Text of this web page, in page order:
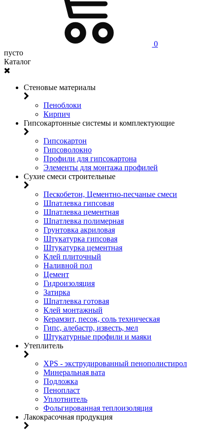
0
пусто
Каталог
Стеновые материалы
Пеноблоки
Кирпич
Гипсокартонные системы и комплектующие
Гипсокартон
Гипсоволокно
Профили для гипсокартона
Элементы для монтажа профилей
Сухие смеси строительные
Пескобетон, Цементно-песчаные смеси
Шпатлевка гипсовая
Шпатлевка цементная
Шпатлевка полимерная
Грунтовка акриловая
Штукатурка гипсовая
Штукатурка цементная
Клей плиточный
Наливной пол
Цемент
Гидроизоляция
Затирка
Шпатлевка готовая
Клей монтажный
Керамзит, песок, соль техническая
Гипс, алебастр, известь, мел
Штукатурные профили и маяки
Утеплитель
XPS - экструдированный пенополистирол
Минеральная вата
Подложка
Пенопласт
Уплотнитель
Фольгированная теплоизоляция
Лакокрасочная продукция